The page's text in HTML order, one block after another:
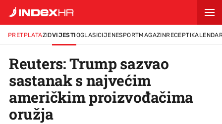
PRETPLATAZIDVIJESTIOGLASICIJENESPORTMAGAZINRECEPTI
Reuters: Trump sazvao
sastanak s najvećim
američkim proizvođačima
oružja